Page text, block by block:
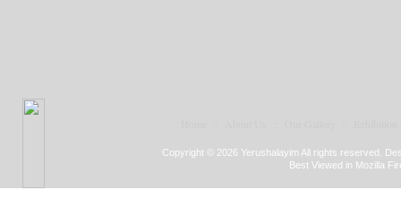
Copyright © 2026 Yerushalayim All rights reserved.
Best Viewed in Mozilla